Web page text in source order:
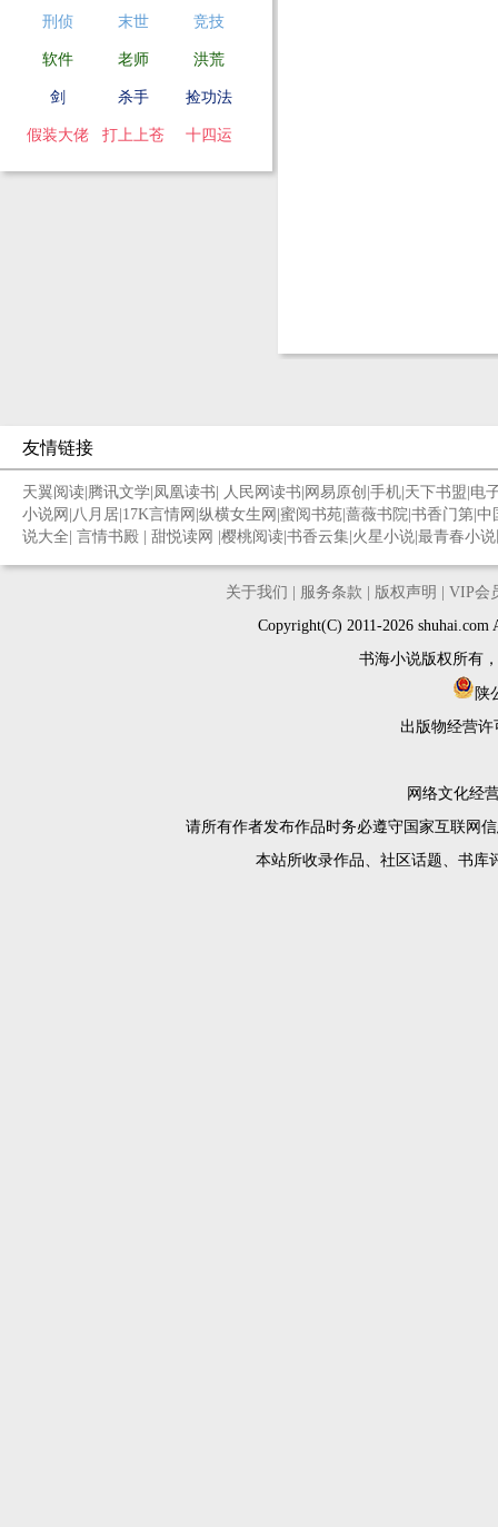
刑侦 末世 竞技
软件 老师 洪荒
剑 杀手 捡功法
假装大佬 打上上苍 十四运
友情链接
天翼阅读 腾讯文学 凤凰读书 人民网读书 网易原创 手机 天下书盟 电
小说网 八月居 17K言情网 纵横女生网 蜜阅书苑 蔷薇书院 书香门第 中
说大全 言情书殿 甜悦读网 樱桃阅读 书香云集 火星小说 最青春小
关于我们 服务条款 版权声明
VIP会
Copyright(C) 2011-2026
书海小说版权所有
陕
出版物经营许
网络文化经
请所有作者发布作品时务必遵守国家互联网
本站所收录作品、社区话题、书库